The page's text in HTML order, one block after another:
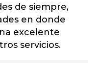
de siempre,
en donde
excelente
servicios.